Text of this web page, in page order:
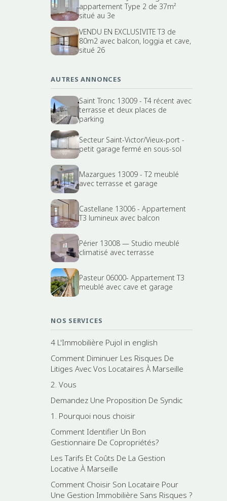
appartement Type 2 de 37m²
situé au 3e
VENDU EN EXCLUSIVITE T3 de
80m2 avec balcon, loggia et cave,
situé 26
AUTRES ANNONCES
Saint Tronc 13009 - T4 récent avec
terrasse et deux places de
parking
Secteur Saint-Victor/Vieux-port -
petit garage fermé en sous-sol
Mazargues 13009 - T2 meublé
avec terrasse et garage
Castellane 13006 - Appartement
T3 lumineux avec balcon
Périer 13008 — Studio meublé
climatisé avec terrasse
Pasteur 06000- Appartement T3
meublé avec cave et garage
NOS SERVICES
4 L'Immobilière Pujol in english
Comment Diminuer Les Risques De
Litiges Avec Vos Locataires À Marseille
2. Vous
Demandez Une Proposition De Syndic
1. Pourquoi nous choisir
Comment Identifier Un Bon
Gestionnaire De Copropriétés?
Les Tarifs Et Coûts De La Gestion
Locative À Marseille
Comment Choisir Son Locataire Pour
Une Gestion Immobilière Sans Risques ?